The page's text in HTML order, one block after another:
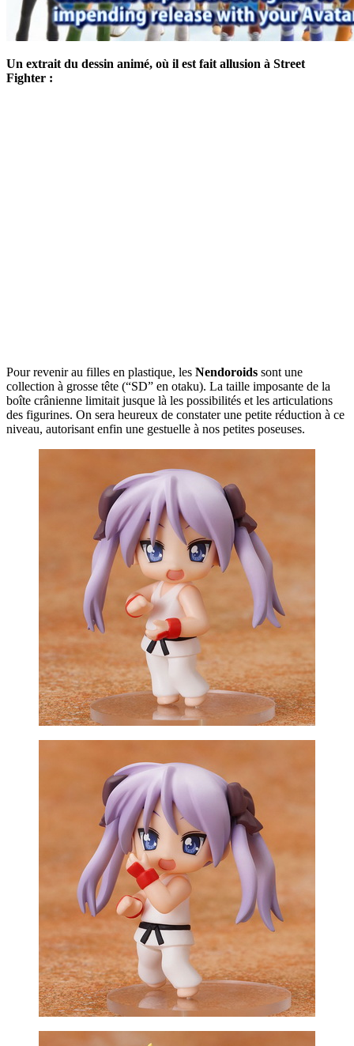
Un extrait du dessin animé, où il est fait allusion à Street
Fighter :
Pour revenir au filles en plastique, les Nendoroids sont une
collection à grosse tête (“SD” en otaku). La taille imposante de la
boîte crânienne limitait jusque là les possibilités et les articulations
des figurines. On sera heureux de constater une petite réduction à ce
niveau, autorisant enfin une gestuelle à nos petites poseuses.